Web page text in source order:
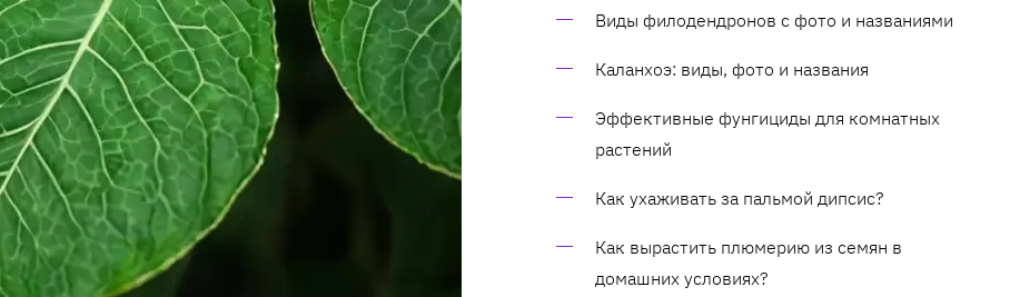
Виды филодендронов с фото и названиями
Каланхоэ: виды, фото и названия
Эффективные фунгициды для комнатных
растений
Как ухаживать за пальмой дипсис?
Как вырастить плюмерию из семян в
домашних условиях?